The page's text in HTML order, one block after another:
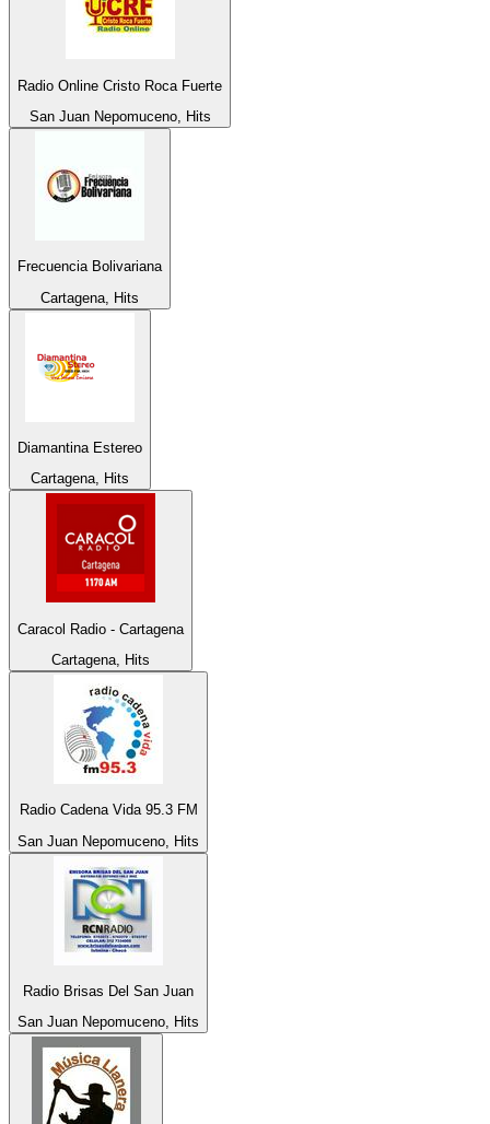
Radio Online Cristo Roca Fuerte
San Juan Nepomuceno, Hits
Frecuencia Bolivariana
Cartagena, Hits
Diamantina Estereo
Cartagena, Hits
Caracol Radio - Cartagena
Cartagena, Hits
Radio Cadena Vida 95.3 FM
San Juan Nepomuceno, Hits
Radio Brisas Del San Juan
San Juan Nepomuceno, Hits